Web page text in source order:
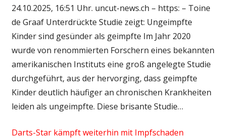
24.10.2025, 16:51 Uhr. uncut-news.ch – https: – Toine
de Graaf Unterdrückte Studie zeigt: Ungeimpfte
Kinder sind gesünder als geimpfte Im Jahr 2020
wurde von renommierten Forschern eines bekannten
amerikanischen Instituts eine groß angelegte Studie
durchgeführt, aus der hervorging, dass geimpfte
Kinder deutlich häufiger an chronischen Krankheiten
leiden als ungeimpfte. Diese brisante Studie…
Darts-Star kämpft weiterhin mit Impfschaden